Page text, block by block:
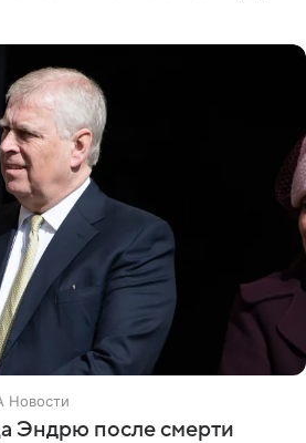
Новости
Эндрю после смерти